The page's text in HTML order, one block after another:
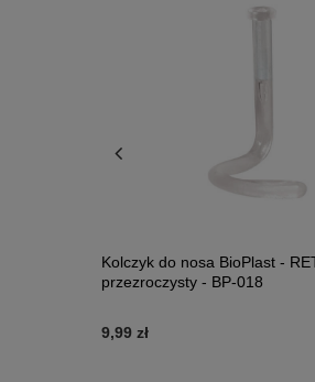
Kolczyk do nosa BioPlast -
przezroczysty - BP-018
9,99 zł